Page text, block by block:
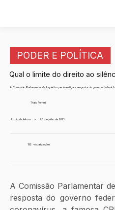
PODER E POLÍTICA
Qual o limite do direito ao
A Comissão Parlamentar de Inquérito que investiga a resposta do governo federal
Thais Ferrari
9 min de leitura • 26 de julho de 2021
152 visualizações
A Comissão Parlamentar
resposta do governo